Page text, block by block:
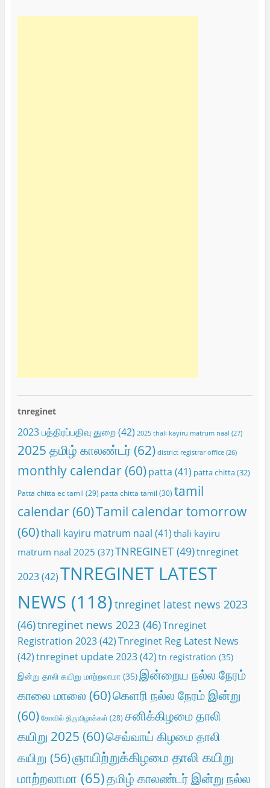
tnreginet
2023 பத்திரப்பதிவு துறை(42) 2025 thali kayiru matrum naal (27)
2025 தமிழ் காலண்டர்(62) district registrar office(26)
monthly calendar(60) patta (41) patta chitta(32)
Patta chitta ec tamil (29) patta chitta tamil (30) tamil
calendar(60)Tamil calendar tomorrow
(60)thali kayiru matrum naal (41) thali kayiru
matrum naal 2025 (37)TNREGINET(49)tnreginet
2023(42)TNREGINET LATEST
NEWS (118)tnreginet latest news 2023
(46)tnreginet news 2023(46)Tnreginet
Registration 2023(42)Tnreginet Reg Latest News
(42)tnreginet update 2023(42) tn registration (35)
இன்று தாலி கயிறு மாற்றலாமா(35)இன்றைய நல்ல நேரம்
காலை மாலை (60)கெளரி நல்ல நேரம் இன்று
(60) கோவில் திருவிழாக்கள் (28) சனிக்கிழமை தாலி
கயிறு 2025 (60)செவ்வாய் கிழமை தாலி
கயிறு (56)ஞாயிற்றுக்கிழமை தாலி கயிறு
மாற்றலாமா (65)தமிழ் காலண்டர் இன்று நல்ல